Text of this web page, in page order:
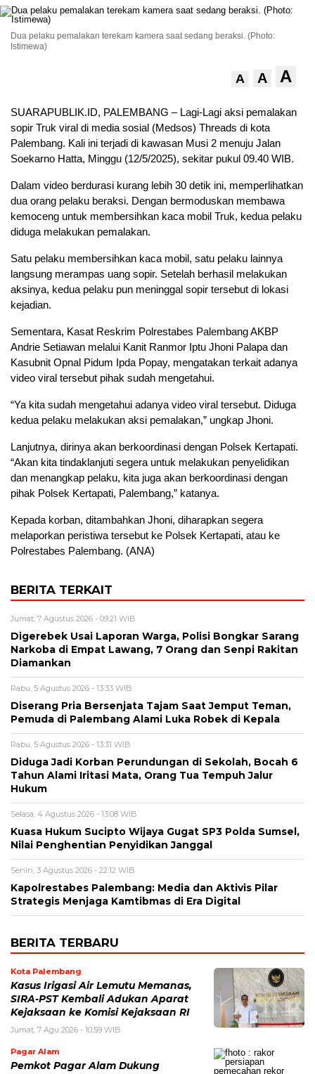
Dua pelaku pemalakan terekam kamera saat sedang beraksi. (Photo:
Istimewa)
A A A
SUARAPUBLIK.ID, PALEMBANG – Lagi-Lagi aksi pemalakan
sopir Truk viral di media sosial (Medsos) Threads di kota
Palembang. Kali ini terjadi di kawasan Musi 2 menuju Jalan
Soekarno Hatta, Minggu (12/5/2025), sekitar pukul 09.40 WIB.
Dalam video berdurasi kurang lebih 30 detik ini, memperlihatkan
dua orang pelaku beraksi. Dengan bermoduskan membawa
kemoceng untuk membersihkan kaca mobil Truk, kedua pelaku
diduga melakukan pemalakan.
Satu pelaku membersihkan kaca mobil, satu pelaku lainnya
langsung merampas uang sopir. Setelah berhasil melakukan
aksinya, kedua pelaku pun meninggal sopir tersebut di lokasi
kejadian.
Sementara, Kasat Reskrim Polrestabes Palembang AKBP
Andrie Setiawan melalui Kanit Ranmor Iptu Jhoni Palapa dan
Kasubnit Opnal Pidum Ipda Popay, mengatakan terkait adanya
video viral tersebut pihak sudah mengetahui.
“Ya kita sudah mengetahui adanya video viral tersebut. Diduga
kedua pelaku melakukan aksi pemalakan,” ungkap Jhoni.
Lanjutnya, dirinya akan berkoordinasi dengan Polsek Kertapati.
“Akan kita tindaklanjuti segera untuk melakukan penyelidikan
dan menangkap pelaku, kita juga akan berkoordinasi dengan
pihak Polsek Kertapati, Palembang,” katanya.
Kepada korban, ditambahkan Jhoni, diharapkan segera
melaporkan peristiwa tersebut ke Polsek Kertapati, atau ke
Polrestabes Palembang. (ANA)
BERITA TERKAIT
Jumat, 7 Agustus 2026 - 09:21 WIB
Digerebek Usai Laporan Warga, Polisi Bongkar Sarang
Narkoba di Empat Lawang, 7 Orang dan Senpi Rakitan
Diamankan
Rabu, 5 Agustus 2026 - 13:33 WIB
Diserang Pria Bersenjata Tajam Saat Jemput Teman,
Pemuda di Palembang Alami Luka Robek di Kepala
Rabu, 5 Agustus 2026 - 13:31 WIB
Diduga Jadi Korban Perundungan di Sekolah, Bocah 6
Tahun Alami Iritasi Mata, Orang Tua Tempuh Jalur
Hukum
Selasa, 4 Agustus 2026 - 13:08 WIB
Kuasa Hukum Sucipto Wijaya Gugat SP3 Polda Sumsel,
Nilai Penghentian Penyidikan Janggal
Senin, 3 Agustus 2026 - 22:12 WIB
Kapolrestabes Palembang: Media dan Aktivis Pilar
Strategis Menjaga Kamtibmas di Era Digital
BERITA TERBARU
Kota Palembang
Kasus Irigasi Air Lemutu Memanas,
SIRA-PST Kembali Adukan Aparat
Kejaksaan ke Komisi Kejaksaan RI
Jumat, 7 Agu 2026 - 10:59 WIB
Pagar Alam
Pemkot Pagar Alam Dukung